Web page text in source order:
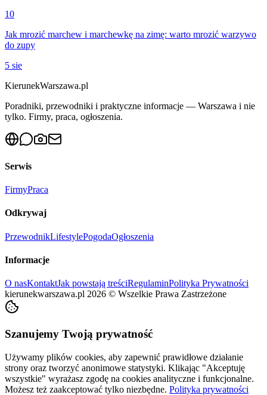
10
Jak mrozić marchew i marchewkę na zimę: warto mrozić warzywo
do zupy
5 sie
KierunekWarszawa.pl
Poradniki, przewodniki i praktyczne informacje — Warszawa i nie
tylko. Firmy, praca, ogłoszenia.
Serwis
FirmyPraca
Odkrywaj
PrzewodnikLifestylePogodaOgłoszenia
Informacje
O nasKontaktJak powstają treściRegulaminPolityka Prywatności
kierunekwarszawa.pl 2026 © Wszelkie Prawa Zastrzeżone
Szanujemy Twoją prywatność
Używamy plików cookies, aby zapewnić prawidłowe działanie
strony oraz tworzyć anonimowe statystyki. Klikając "Akceptuję
wszystkie" wyrażasz zgodę na cookies analityczne i funkcjonalne.
Możesz też zaakceptować tylko niezbędne. Polityka prywatności